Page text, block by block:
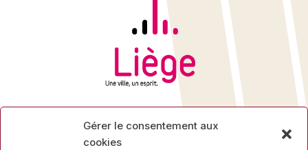
Gérer le consentement aux
cookies